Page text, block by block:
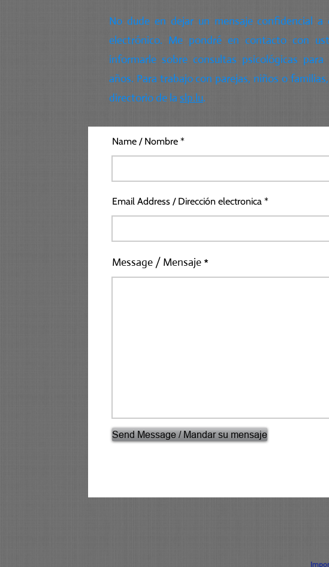
No dude en dejar un mensaje confidencial
electrónico. Me pondré en contacto con
informarle sobre consultas psicológicas
años. Para trabajo con parejas, niños o
directorio de la slp.lu.
Name / Nombre
Email Address / Dirección electronica
Message / Mensaje
Send Message / Mandar su mensaje